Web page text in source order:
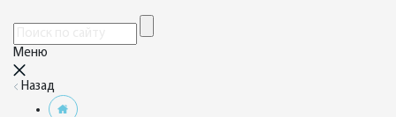
Меню
Назад